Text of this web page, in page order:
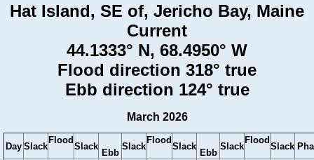
Hat Island, SE of, Jericho Bay, Maine
Current
44.1333° N, 68.4950° W
Flood direction 318° true
Ebb direction 124° true
March 2026
Day Slack
Flood
Slack
Ebb
Slack
Flood
Slack
Ebb
Slack
Flood
Slack